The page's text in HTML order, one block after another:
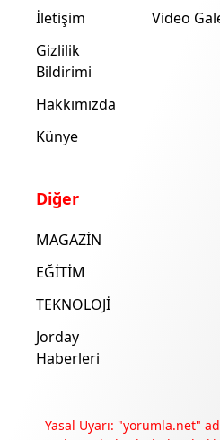
İletişim
Gizlilik
Bildirimi
Hakkımızda
Künye
Video
Diğer
MAGAZİN
EĞİTİM
TEKNOLOJİ
Jorday
Haberleri
Yasal Uyarı: "yorumla.net"